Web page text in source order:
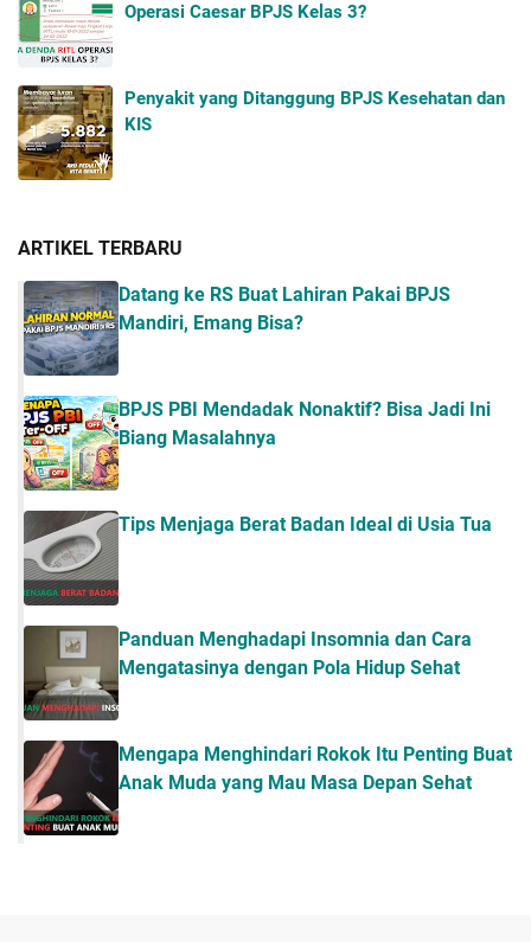
Operasi Caesar BPJS Kelas 3?
Penyakit yang Ditanggung BPJS Kesehatan dan
KIS
ARTIKEL TERBARU
Datang ke RS Buat Lahiran Pakai BPJS
Mandiri, Emang Bisa?
BPJS PBI Mendadak Nonaktif? Bisa Jadi Ini
Biang Masalahnya
Tips Menjaga Berat Badan Ideal di Usia Tua
Panduan Menghadapi Insomnia dan Cara
Mengatasinya dengan Pola Hidup Sehat
Mengapa Menghindari Rokok Itu Penting Buat
Anak Muda yang Mau Masa Depan Sehat